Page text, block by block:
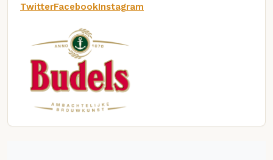
TwitterFacebookInstagram